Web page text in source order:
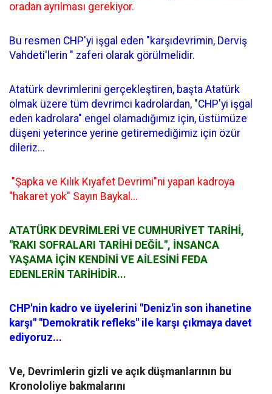
oradan ayrılması gerekiyor.
Bu resmen CHP'yi işgal eden "karşıdevrimin, Derviş
Vahdeti'lerin " zaferi olarak görülmelidir.
Atatürk devrimlerini gerçekleştiren, başta Atatürk
olmak üzere tüm devrimci kadrolardan, "CHP'yi işgal
eden kadrolara" engel olamadığımız için, üstümüze
düşeni yeterince yerine getiremediğimiz için özür
dileriz...
"Şapka ve Kılık Kıyafet Devrimi"ni yapan kadroya
"hakaret yok" Sayın Baykal...
ATATÜRK DEVRİMLERİ VE CUMHURİYET TARİHİ,
"RAKI SOFRALARI TARİHİ DEĞİL", İNSANCA
YAŞAMA İÇİN KENDİNİ VE AİLESİNİ FEDA
EDENLERİN TARİHİDİR...
CHP'nin kadro ve üyelerini "Deniz'in son ihanetine
karşı" "Demokratik refleks" ile karşı çıkmaya davet
ediyoruz...
Ve, Devrimlerin gizli ve açık düşmanlarının bu
Kronololiye bakmalarını